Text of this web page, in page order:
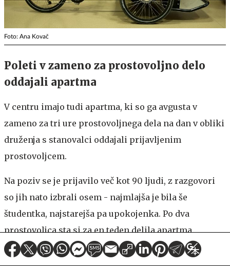
Foto: Ana Kovač
Poleti v zameno za prostovoljno delo
oddajali apartma
V centru imajo tudi apartma, ki so ga avgusta v
zameno za tri ure prostovoljnega dela na dan v obliki
druženja s stanovalci oddajali prijavljenim
prostovoljcem.
Na poziv se je prijavilo več kot 90 ljudi, z razgovori
so jih nato izbrali osem - najmlajša je bila še
študentka, najstarejša pa upokojenka. Po dva
prostovoljca sta si za en teden delila apartma.
Projekt se je izkazal za zelo dobrega, nekateri od